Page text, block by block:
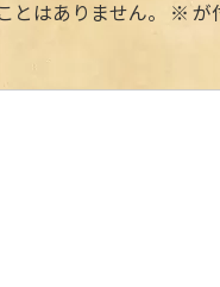
とはありません。 ※ が